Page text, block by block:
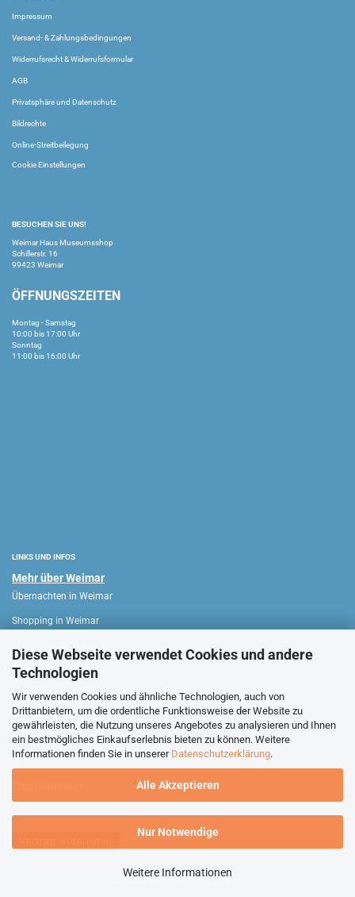
Diese Webseite verwendet Cookies und andere
Technologien
Wir verwenden Cookies und ähnliche Technologien, auch von
Drittanbietern, um die ordentliche Funktionsweise der Website zu
gewährleisten, die Nutzung unseres Angebotes zu analysieren und Ihnen
ein bestmögliches Einkaufserlebnis bieten zu können. Weitere
Informationen finden Sie in unserer Datenschutzerklärung.
Alle Akzeptieren
Nur Notwendige
Weitere Informationen
Impressum
Versand- & Zahlungsbedingungen
Widerrufsrecht & Widerrufsformular
AGB
Privatsphäre und Datenschutz
Bildrechte
Online-Streitbeilegung
Cookie Einstellungen
BESUCHEN SIE UNS!
Weimar Haus Museumsshop
Schillerstr. 16
99423 Weimar
ÖFFNUNGSZEITEN
Montag - Samstag
10:00 bis 17:00 Uhr
Sonntag
11:00 bis 16:00 Uhr
LINKS UND INFOS
Mehr über Weimar
Übernachten in Weimar
Shopping in Weimar
WEIMAR HAUS
Verkaufsoffene Sonntage
Stadtführungen Weimar